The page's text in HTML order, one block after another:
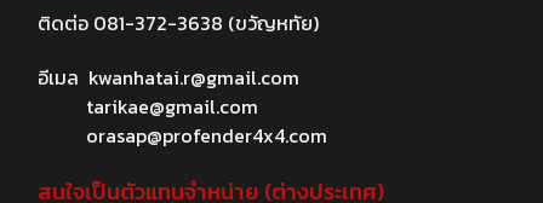
ติดต่อ 081-372-3638 (ขวัญหทัย)
อีเมล kwanhatai.r@gmail.com
tarikae@gmail.com
orasap@profender4x4.com
สนใจเป็นตัวแทนจำหน่าย (ต่างประเทศ)